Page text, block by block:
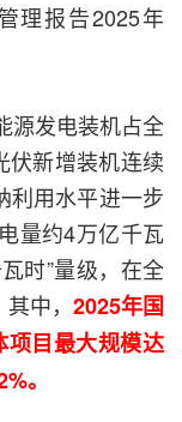
理报告2025年
源发电装机占全
伏新增装机连续
利用水平进一步
量约4万亿千瓦
时”量级，在全
中， 2025年国
项目最大规模达
。